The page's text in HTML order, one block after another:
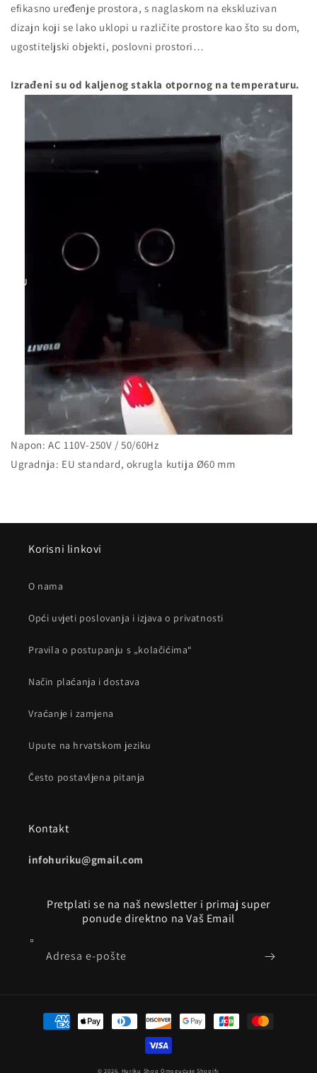
efikasno uređenje prostora, s naglaskom na ekskluzivan
dizajn koji se lako uklopi u različite prostore kao što su dom,
ugostiteljski objekti, poslovni prostori…
Izrađeni su od kaljenog stakla otpornog na temperaturu.
Napon: AC 110V-250V / 50/60Hz
Ugradnja: EU standard, okrugla kutija Ø60 mm
Korisni linkovi
O nama
Opći uvjeti poslovanja i izjava o privatnosti
Pravila o postupanju s „kolačićima“
Način plaćanja i dostava
Vraćanje i zamjena
Upute na hrvatskom jeziku
Često postavljena pitanja
Kontakt
infohuriku@gmail.com
Pretplati se na naš newsletter i primaj super
ponude direktno na Vaš Email
Adresa e-pošte
Načini
plaćanja
© 2026, Huriku Shop Omogućuje Shopify